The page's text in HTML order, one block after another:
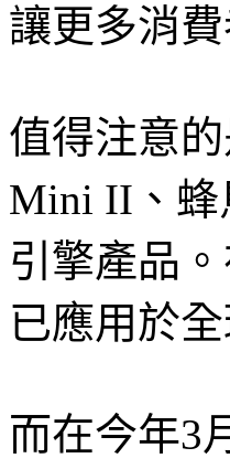
讓更多消
值得注意
Mini II、蜂
引擎產品
已應用於
而在今年3